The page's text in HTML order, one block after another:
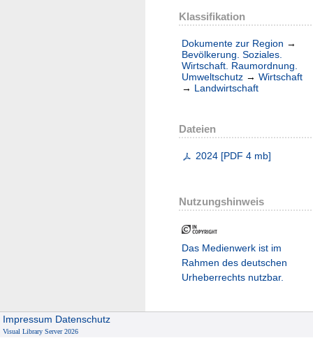
Klassifikation
Dokumente zur Region →
Bevölkerung. Soziales.
Wirtschaft. Raumordnung.
Umweltschutz → Wirtschaft
→ Landwirtschaft
Dateien
2024 [PDF 4 mb]
Nutzungshinweis
Das Medienwerk ist im
Rahmen des deutschen
Urheberrechts nutzbar.
Impressum Datenschutz
Visual Library Server 2026